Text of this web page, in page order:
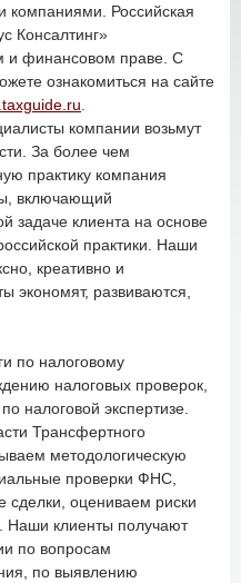
компаниями. Российская
Консалтинг»
и финансовом праве. С
ознакомиться на сайте
компании возьмут
За более чем
практику компания
включающий
задаче клиента на основе
практики. Наши
креативно и
экономят, развиваются,
по налоговому
налоговых проверок,
налоговой экспертизе.
Трансфертного
методологическую
проверки ФНС,
сделки, оцениваем риски
Наши клиенты получают
по вопросам
по выявлению